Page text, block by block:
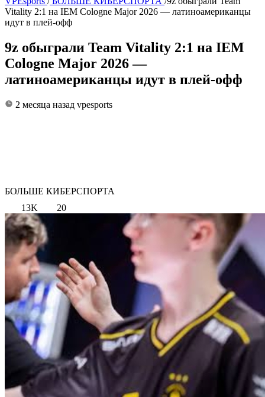
Vitality 2:1 на IEM Cologne Major 2026 — латиноамериканцы
идут в плей-офф
9z обыграли Team Vitality 2:1 на IEM
Cologne Major 2026 —
латиноамериканцы идут в плей-офф
2 месяца назад vpesports
БОЛЬШЕ КИБЕРСПОРТА
13K
20